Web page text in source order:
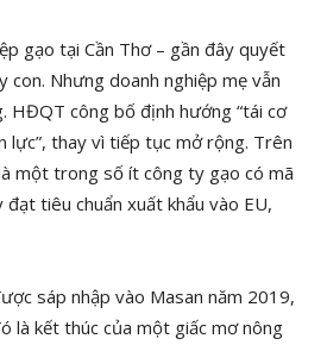
gạo tại Cần Thơ – gần đây quyết
con. Nhưng doanh nghiệp mẹ vẫn
HĐQT công bố định hướng “tái cơ
lực”, thay vì tiếp tục mở rộng. Trên
một trong số ít công ty gạo có mã
tiêu chuẩn xuất khẩu vào EU,
sáp nhập vào Masan năm 2019,
là kết thúc của một giấc mơ nông